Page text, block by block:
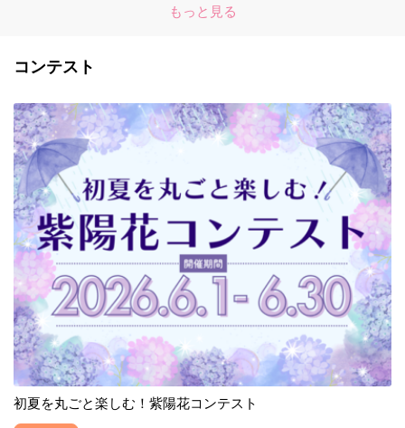
もっと見る
コンテスト
初夏を丸ごと楽しむ！紫陽花コンテスト